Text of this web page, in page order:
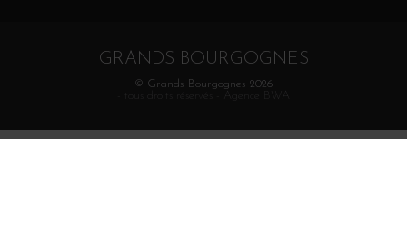
GRANDS BOURGOGNES
© Grands Bourgognes 2026
Agence BWA